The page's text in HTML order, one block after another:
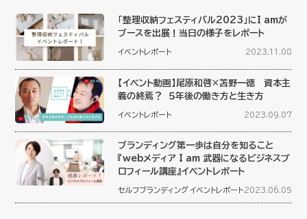
「整理収納フェスティバル2023」にI amが
ブースを出展！当日の様子をレポート
イベントレポート 2023.11.08
【イベント動画】尾原和啓×苫野一徳 資本主
義の終焉？ ５年後の働き方と生き方
イベントレポート 2023.09.07
ブランディング第一歩は自分を知ること
『webメディア I am 武器になるビジネスプ
ロフィール講座』イベントレポート
セルフブランディング イベントレポート 2023.06.05